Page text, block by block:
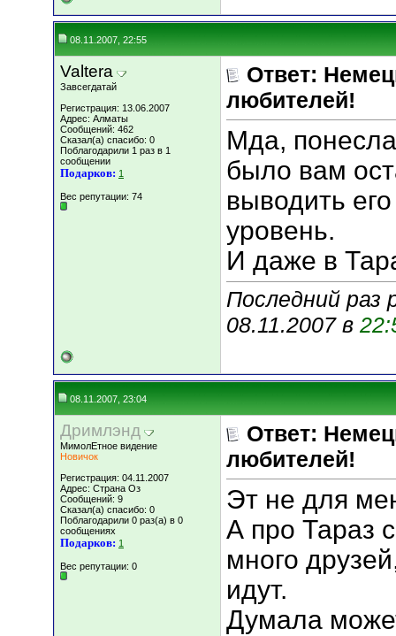
08.11.2007, 22:55
Valtera
Завсегдатай
Регистрация: 13.06.2007
Адрес: Алматы
Сообщений: 462
Сказал(а) спасибо: 0
Поблагодарили 1 раз в 1
сообщении
Подарков: 1
Вес репутации: 74
Ответ:
любителей!
Мда,
было вам
выводить
уровень.
И даже в
Последний раз
08.11.2007 в
08.11.2007, 23:04
Дримлэнд
МимолЕтное видение
Новичок
Регистрация: 04.11.2007
Адрес: Страна Оз
Сообщений: 9
Сказал(а) спасибо: 0
Поблагодарили 0 раз(а) в 0
сообщениях
Подарков: 1
Вес репутации: 0
Ответ:
любителей!
Эт не для
А про Тараз
много
идут.
Думала